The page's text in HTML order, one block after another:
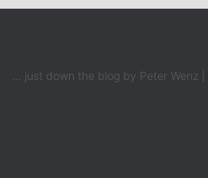
... just down the blog by Peter Wenz |